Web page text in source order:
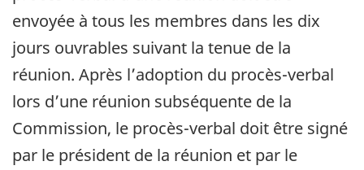
envoyée à tous les membres dans les dix
jours ouvrables suivant la tenue de la
réunion. Après l’adoption du procès-verbal
lors d’une réunion subséquente de la
Commission, le procès-verbal doit être signé
par le président de la réunion et par le